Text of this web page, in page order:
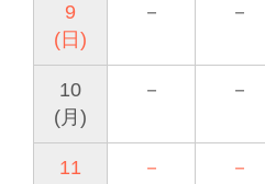
9
(日)
－ －
10
(月)
－ －
11
－
－